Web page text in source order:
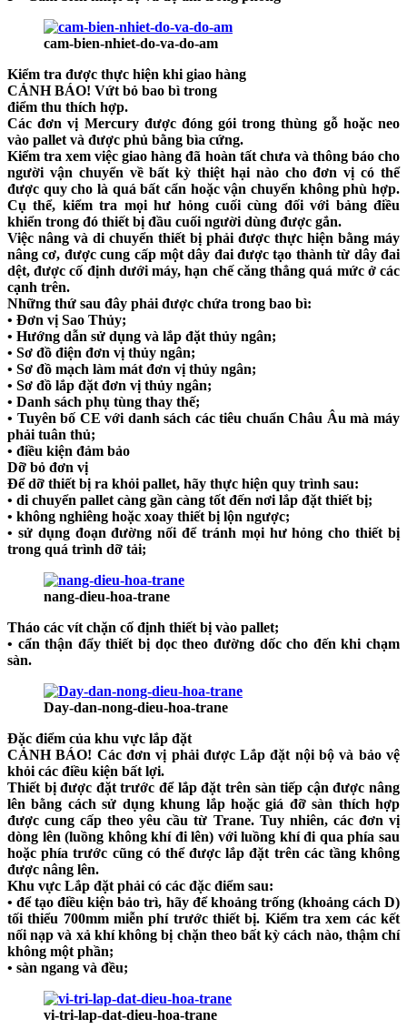
cam-bien-nhiet-do-va-do-am
Kiểm tra được thực hiện khi giao hàng
CẢNH BÁO! Vứt bỏ bao bì trong
điểm thu thích hợp.
Các đơn vị Mercury được đóng gói trong thùng gỗ hoặc neo
vào pallet và được phủ bằng bìa cứng.
Kiểm tra xem việc giao hàng đã hoàn tất chưa và thông báo cho
người vận chuyển về bất kỳ thiệt hại nào cho đơn vị có thể
được quy cho là quá bất cẩn hoặc vận chuyển không phù hợp.
Cụ thể, kiểm tra mọi hư hỏng cuối cùng đối với bảng điều
khiển trong đó thiết bị đầu cuối người dùng được gắn.
Việc nâng và di chuyển thiết bị phải được thực hiện bằng máy
nâng cơ, được cung cấp một dây đai được tạo thành từ dây đai
dệt, được cố định dưới máy, hạn chế căng thẳng quá mức ở các
cạnh trên.
Những thứ sau đây phải được chứa trong bao bì:
• Đơn vị Sao Thủy;
• Hướng dẫn sử dụng và lắp đặt thủy ngân;
• Sơ đồ điện đơn vị thủy ngân;
• Sơ đồ mạch làm mát đơn vị thủy ngân;
• Sơ đồ lắp đặt đơn vị thủy ngân;
• Danh sách phụ tùng thay thế;
• Tuyên bố CE với danh sách các tiêu chuẩn Châu Âu mà máy
phải tuân thủ;
• điều kiện đảm bảo
Dỡ bỏ đơn vị
Để dỡ thiết bị ra khỏi pallet, hãy thực hiện quy trình sau:
• di chuyển pallet càng gần càng tốt đến nơi lắp đặt thiết bị;
• không nghiêng hoặc xoay thiết bị lộn ngược;
• sử dụng đoạn đường nối để tránh mọi hư hỏng cho thiết bị
trong quá trình dỡ tải;
nang-dieu-hoa-trane
Tháo các vít chặn cố định thiết bị vào pallet;
• cẩn thận đẩy thiết bị dọc theo đường dốc cho đến khi chạm
sàn.
Day-dan-nong-dieu-hoa-trane
Đặc điểm của khu vực lắp đặt
CẢNH BÁO! Các đơn vị phải được Lắp đặt nội bộ và bảo vệ
khỏi các điều kiện bất lợi.
Thiết bị được đặt trước để lắp đặt trên sàn tiếp cận được nâng
lên bằng cách sử dụng khung lắp hoặc giá đỡ sàn thích hợp
được cung cấp theo yêu cầu từ Trane. Tuy nhiên, các đơn vị
dòng lên (luồng không khí đi lên) với luồng khí đi qua phía sau
hoặc phía trước cũng có thể được lắp đặt trên các tầng không
được nâng lên.
Khu vực Lắp đặt phải có các đặc điểm sau:
• để tạo điều kiện bảo trì, hãy để khoảng trống (khoảng cách D)
tối thiểu 700mm miễn phí trước thiết bị. Kiểm tra xem các kết
nối nạp và xả khí không bị chặn theo bất kỳ cách nào, thậm chí
không một phần;
• sàn ngang và đều;
vi-tri-lap-dat-dieu-hoa-trane